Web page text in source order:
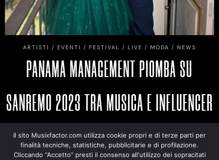
ARTISTI / EVENTI / FESTIVAL / LIVE / MODA / NEWS
PANAMA MANAGEMENT PIOMBA SU
SANREMO 2023 TRA MUSICA E INFLUENCER
Il sito Musixfactor.com utilizza cookie propri e di terze parti per
finalità tecniche, statistiche, pubblicitarie e di profilazione.
Cliccando “Accetto” presti il consenso all'utilizzo dei sopracitati